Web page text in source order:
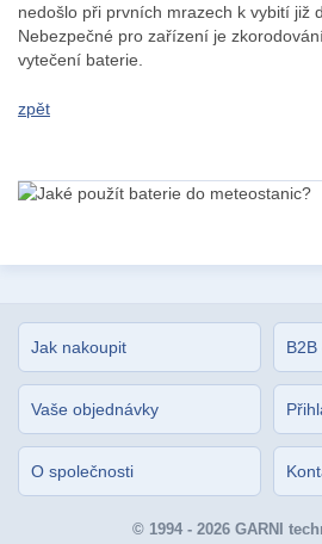
nedošlo při prvních mrazech k vybití již
Nebezpečné pro zařízení je
vytečení baterie.
zpět
Jak nakoupit
Vaše objednávky
O společnosti
© 1994 - 2026 GARNI